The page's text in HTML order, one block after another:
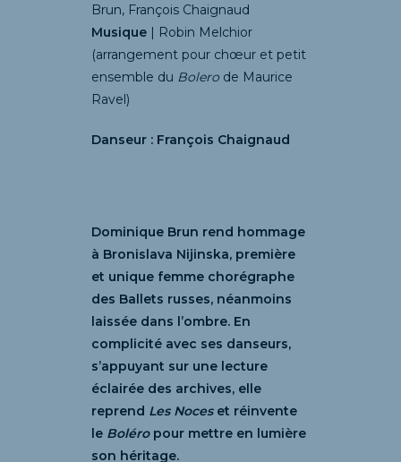
Brun, François Chaignaud
Musique | Robin Melchior
(arrangement pour chœur et petit
ensemble du Bolero de Maurice
Ravel)
Danseur : François Chaignaud
Dominique Brun rend hommage
à Bronislava Nijinska, première
et unique femme chorégraphe
des Ballets russes, néanmoins
laissée dans l’ombre. En
complicité avec ses danseurs,
s’appuyant sur une lecture
éclairée des archives, elle
reprend Les Noces et réinvente
le Boléropour mettre en lumière
son héritage.